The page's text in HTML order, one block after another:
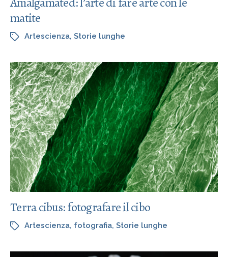
matite
Artescienza, Storie lunghe
Terra cibus: fotografare il cibo
Artescienza, fotografia, Storie lunghe